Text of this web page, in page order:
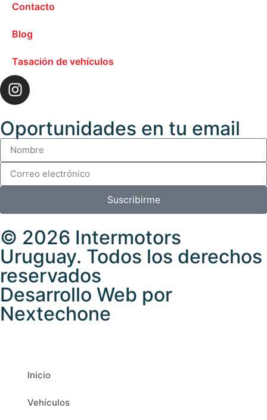
Contacto
Blog
Tasación de vehículos
Oportunidades en tu email
Suscribirme
© 2026 Intermotors
Uruguay. Todos los derechos
reservados
Desarrollo Web por
Nextechone
Inicio
Vehículos